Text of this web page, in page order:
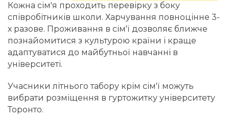
Кожна сім'я проходить перевірку з боку
співробітників школи. Харчування повноцінне 3-
х разове. Проживання в сім'ї дозволяє ближче
познайомитися з культурою країни і краще
адаптуватися до майбутньої навчанні в
університеті.
Учасники літнього табору крім сім'ї можуть
вибрати розміщення в гуртожитку університету
Торонто.